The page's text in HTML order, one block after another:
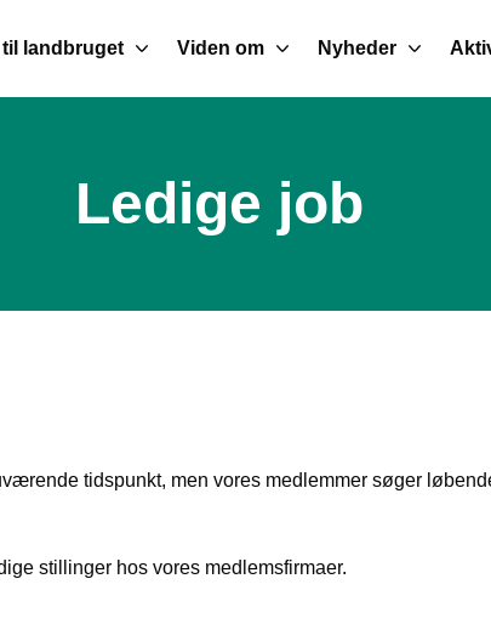
landbruget Viden om Nyheder
Ledige job
tidspunkt, men vores medlemmer søger
stillinger hos vores medlemsfirmaer.